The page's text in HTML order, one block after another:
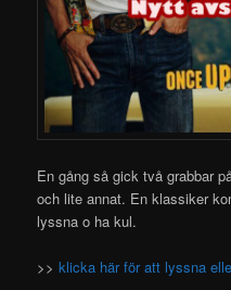
En gång så gick två grabbar
och lite annat. En klassiker
lyssna o ha kul.
>>klicka här för att lyssna